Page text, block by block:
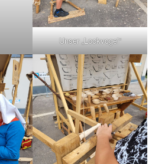
Unser „Lockvogel“